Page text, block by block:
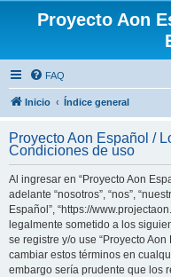
Proyecto Aon
FAQ
Inicio Índice general
Proyecto Aon Español /
Condiciones de uso
Al ingresar en “Proyecto Aon
adelante “nosotros”, “nos”,
Español”, “https://
legalmente sometido a los
se registre y/o use “Proyecto
cambiar estos términos en
embargo sería prudente que los